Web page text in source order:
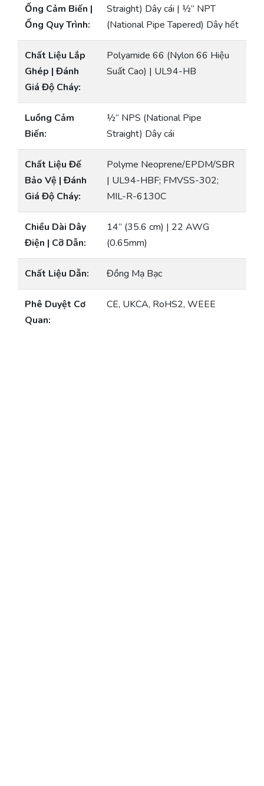
Ống Cảm Biến |
Ống Quy Trình:
Straight) Dây cái | ½” NPT
(National Pipe Tapered) Dây hết
Chất Liệu Lắp
Ghép | Đánh
Giá Độ Cháy:
Polyamide 66 (Nylon 66 Hiệu
Suất Cao) | UL94-HB
Luồng Cảm
Biến:
½” NPS (National Pipe
Straight) Dây cái
Chất Liệu Đế
Bảo Vệ | Đánh
Giá Độ Cháy:
Polyme Neoprene/EPDM/SBR
| UL94-HBF; FMVSS-302;
MIL-R-6130C
Chiều Dài Dây
Điện | Cỡ Dẫn:
14” (35.6 cm) | 22 AWG
(0.65mm)
Chất Liệu Dẫn: Đồng Mạ Bạc
Phê Duyệt Cơ
Quan:
CE, UKCA, RoHS2, WEEE